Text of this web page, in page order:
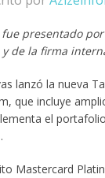
presentado
de la firma
lanzó la nueva
que incluye
el
Mastercard